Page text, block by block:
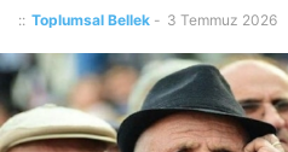
:: Toplumsal Bellek - 3 Temmuz 2026